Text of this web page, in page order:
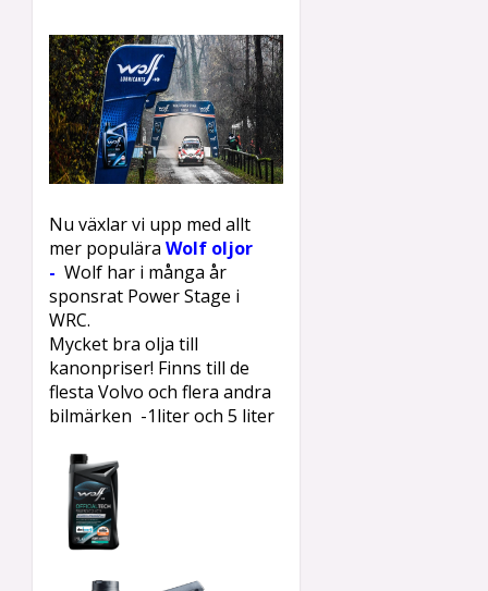
Nu växlar vi upp med allt
mer populära Wolf oljor
- Wolf har i många år
sponsrat Power Stage i
WRC.
Mycket bra olja till
kanonpriser! Finns till de
flesta Volvo och flera andra
bilmärken -1liter och 5 liter